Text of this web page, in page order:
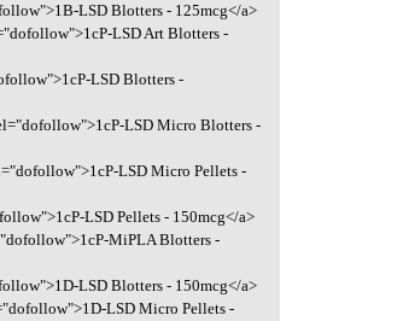
LSD Blotters - 125mcg</a>
LSD Art Blotters -
LSD Blotters -
LSD Micro Blotters -
LSD Micro Pellets -
LSD Pellets - 150mcg</a>
MiPLA Blotters -
LSD Blotters - 150mcg</a>
LSD Micro Pellets -